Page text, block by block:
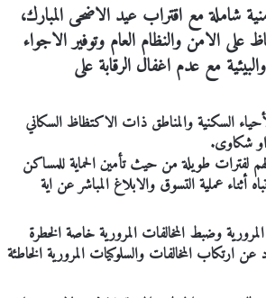
شاملة مع اقتراب عيد الاضحى المبارك،
الامن والنظام العام وتوفير الاجواء
مع عدم اغفال الرقابة على
السكنية والمناطق ذات الاكتظاظ السكاني
او شكاوى.
لفترات طويلة من حيث تأمين الحماية للمساكن
عملية التسوق والابلاغ المباشر عن اية
وضبط المخالفات المرورية خاصة الخطرة
عن ارتكاب المخالفات والسلوكيات المرورية الخاطئة